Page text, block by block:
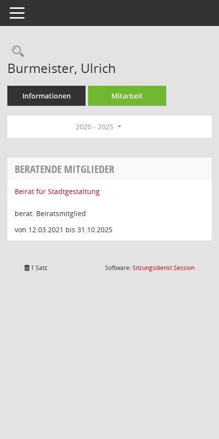
Toggle navigation
Rechercheauswahl
Burmeister, Ulrich
Informationen Mitarbeit
2020 - 2025
BERATENDE MITGLIEDER
Beirat für Stadtgestaltung
berat. Beiratsmitglied
von 12.03.2021 bis 31.10.2025
1 Satz Software:SitzungsdienstSession(Wird in